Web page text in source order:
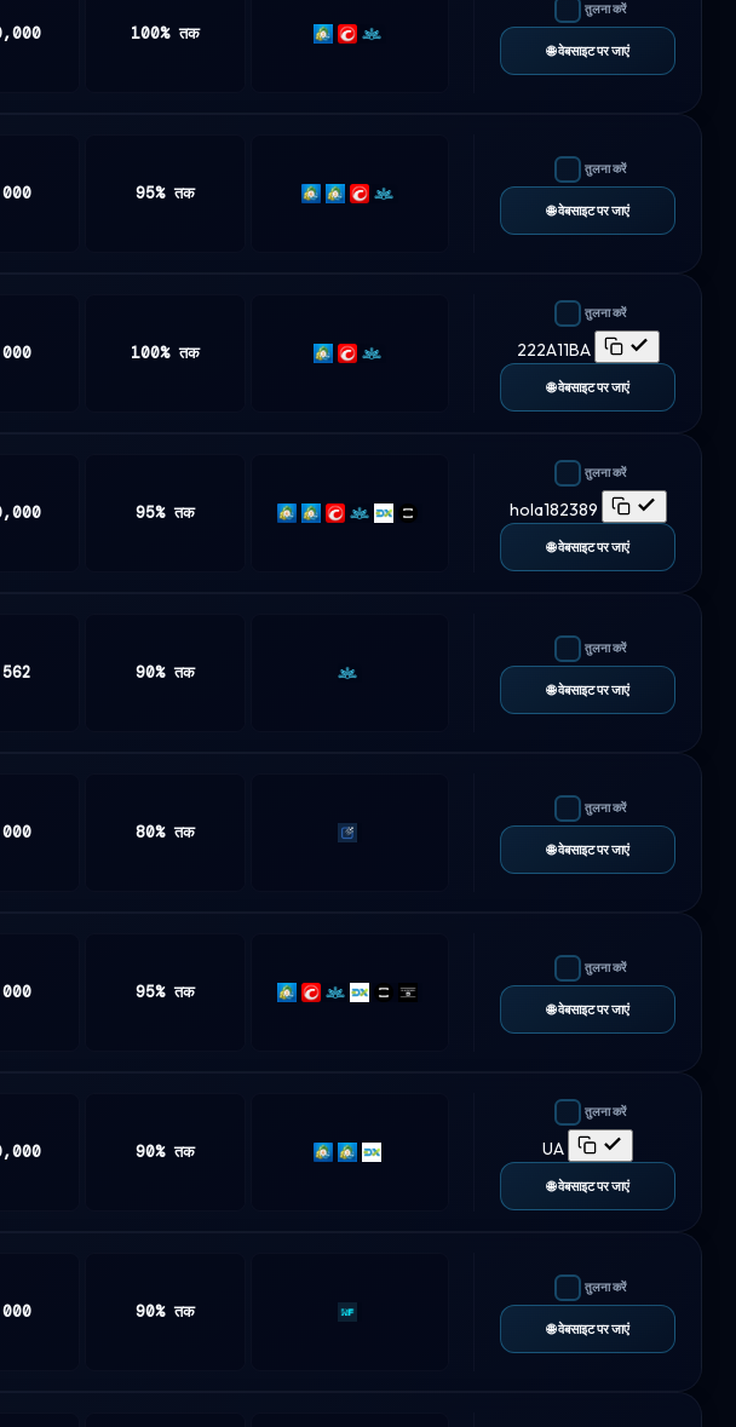
100% तक MT5cTrader
Match-
तुलना करें
🌐 वेबसाइट पर जाएं
95% तक MT4MT5cTrader
Match-
तुलना करें
🌐 वेबसाइट पर जाएं
100% तक MT5cTrader
Match-
तुलना करें
222A11BA
🌐 वेबसाइट पर जाएं
95% तक MT4MT5cTrader
Match-
DXtrade
TradeLocker
तुलना करें
hola182389
🌐 वेबसाइट पर जाएं
90% तक
Match-
तुलना करें
🌐 वेबसाइट पर जाएं
80% तक Traderevolution
तुलना करें
🌐 वेबसाइट पर जाएं
95% तक MT5cTrader
Match-
DXtrade
TradeLocker
Platform5
तुलना करें
🌐 वेबसाइट पर जाएं
90% तक MT4MT5DXtrade
तुलना करें
UA
🌐 वेबसाइट पर जाएं
90% तक
Rf-
तुलना करें
🌐 वेबसाइट पर जाएं